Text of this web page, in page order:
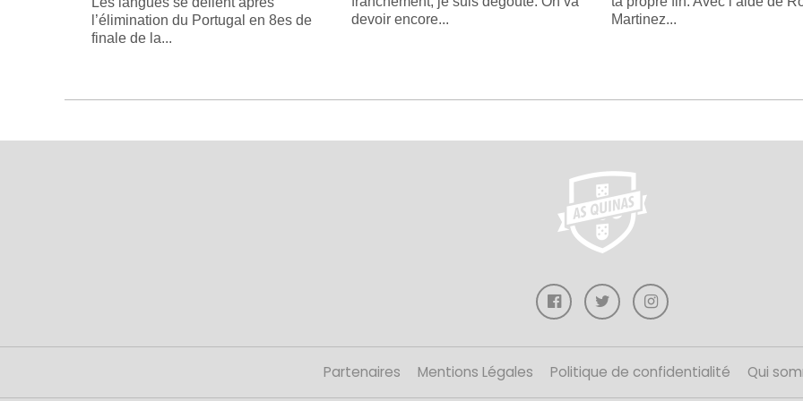
l’élimination du Portugal en 8es de
finale de la...
devoir encore...
Martinez...
Partenaires Mentions Légales Politique de confidentialité Qui